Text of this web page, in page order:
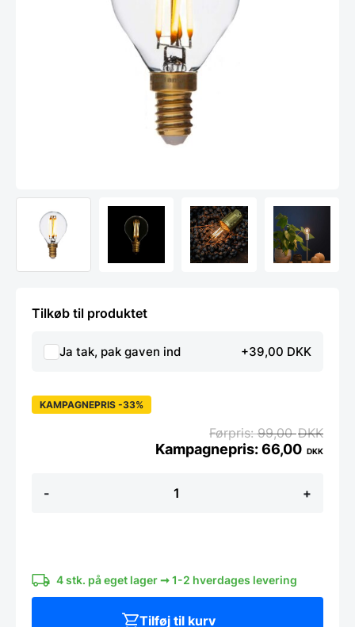
Tilkøb til produktet
Ja tak, pak gaven ind +39,00 DKK
-
LED,
(2200Kelvin)
antal
+
KAMPAGNEPRIS -33%
99,00DKK
66,00 DKK
4 stk. på eget lager ➞ 1-2 hverdages levering
Tilføj til kurv